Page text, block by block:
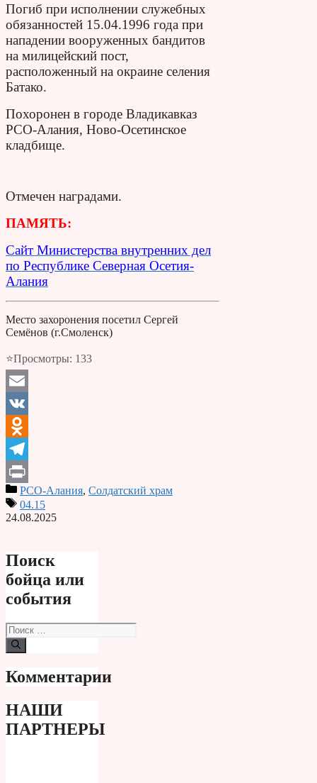
Погиб при исполнении служебных
обязанностей 15.04.1996 года при
нападении вооруженных бандитов
на милицейский пост,
расположенный на окраине селения
Батако.
Похоронен в городе Владикавказ
РСО-Алания, Ново-Осетинское
кладбище.
Отмечен наградами.
ПАМЯТЬ:
Сайт Министерства внутренних дел
по Республике Северная Осетия-
Алания
Место захоронения посетил Сергей
Семёнов (г.Смоленск)
⭐Просмотры: 133
Email
VK
Odnoklassniki
Telegram
PrintРСО-Алания, Солдатский храм
04.15
24.08.2025
Поиск
бойца или
события
Поиск:
Комментарии
НАШИ
ПАРТНЕРЫ